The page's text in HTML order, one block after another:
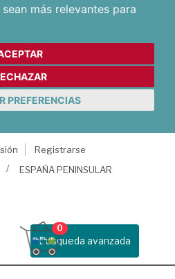
más relevantes para
PREFERENCIAS
Registrarse
ESPAÑA PENINSULAR
Busqueda avanzada
0